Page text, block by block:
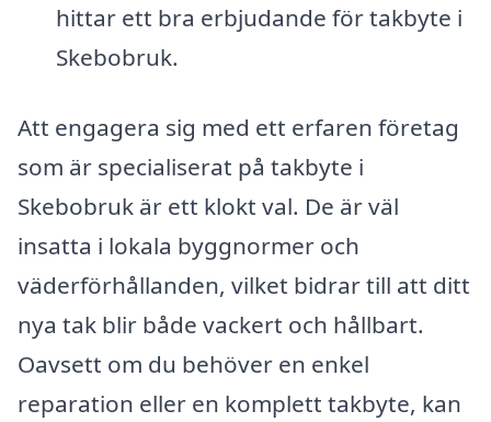
hittar ett bra erbjudande för takbyte i
Skebobruk.
Att engagera sig med ett erfaren företag
som är specialiserat på takbyte i
Skebobruk är ett klokt val. De är väl
insatta i lokala byggnormer och
väderförhållanden, vilket bidrar till att ditt
nya tak blir både vackert och hållbart.
Oavsett om du behöver en enkel
reparation eller en komplett takbyte, kan